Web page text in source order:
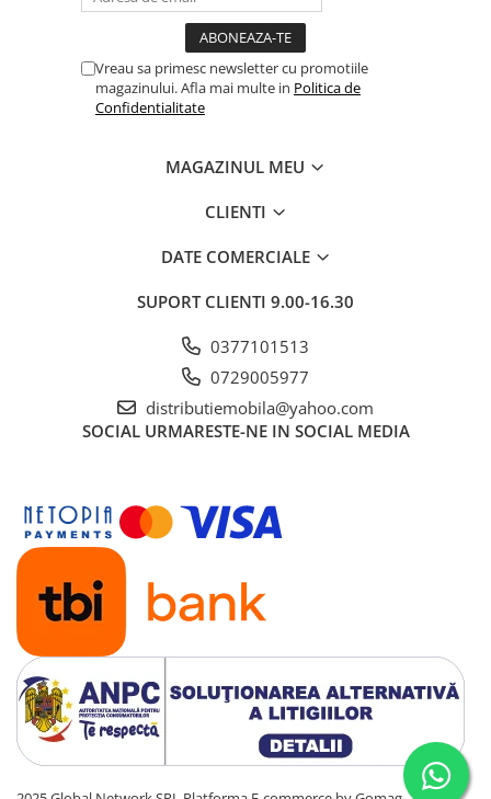
Vreau sa primesc newsletter cu promotiile
magazinului. Afla mai multe in Politica de
Confidentialitate
MAGAZINUL MEU
CLIENTI
DATE COMERCIALE
SUPORT CLIENTI 9.00-16.30
0377101513
0729005977
distributiemobila@yahoo.com
SOCIAL URMARESTE-NE IN SOCIAL MEDIA